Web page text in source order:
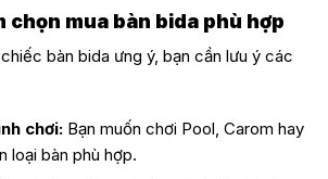
chọn mua bàn bida phù hợp
bàn bida ưng ý, bạn cần lưu ý các
chơi:Bạn muốn chơi Pool, Carom hay
loại bàn phù hợp.